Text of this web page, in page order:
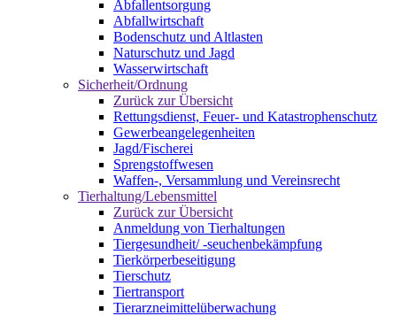
Abfallentsorgung
Abfallwirtschaft
Bodenschutz und Altlasten
Naturschutz und Jagd
Wasserwirtschaft
Sicherheit/Ordnung
Zurück zur Übersicht
Rettungsdienst, Feuer- und Katastrophenschutz
Gewerbeangelegenheiten
Jagd/Fischerei
Sprengstoffwesen
Waffen-, Versammlung und Vereinsrecht
Tierhaltung/Lebensmittel
Zurück zur Übersicht
Anmeldung von Tierhaltungen
Tiergesundheit/ -seuchenbekämpfung
Tierkörperbeseitigung
Tierschutz
Tiertransport
Tierarzneimittelüberwachung